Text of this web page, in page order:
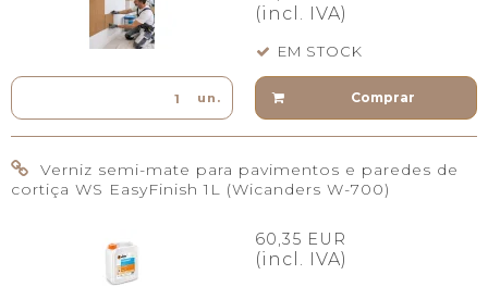
(incl. IVA)
EM STOCK
un. Comprar
Verniz semi-mate para pavimentos e paredes de
cortiça WS EasyFinish 1L (Wicanders W-700)
60,35 EUR
(incl. IVA)